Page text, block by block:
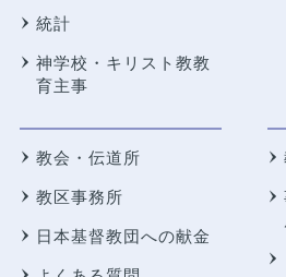
統計
神学校・キリスト教教
育主事
教会・伝道所
教区事務所
日本基督教団への献金